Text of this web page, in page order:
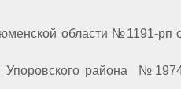
области №1191-рп
Упоровского района